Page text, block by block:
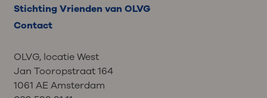
Stichting Vrienden van OLVG
Contact
OLVG, locatie West
Jan Tooropstraat 164
1061 AE Amsterdam